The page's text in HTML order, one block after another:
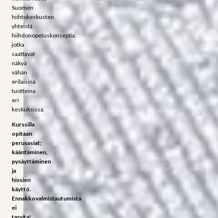
Suomen
hiihtokeskusten
yhteistä
hiihdonopetuskonseptia,
jotka
saattavat
näkyä
vähän
erilaisina
tuotteina
eri
keskuksissa.
Kurssilla
opitaan
perusasiat;
kääntäminen,
pysäyttäminen
ja
hissien
käyttö.
Ennakkovalmistautumista
ei